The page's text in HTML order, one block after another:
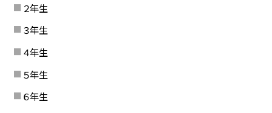
２年生
３年生
４年生
５年生
６年生